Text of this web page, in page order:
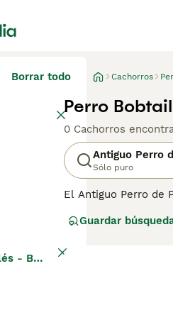
Borrar todo
- Bobtail
Cachorros
Perro
0 Cachorros
Antiguo Perro
Sólo puro
El Antiguo Perro de
una buena razón.
Lee nuestra
Guardar